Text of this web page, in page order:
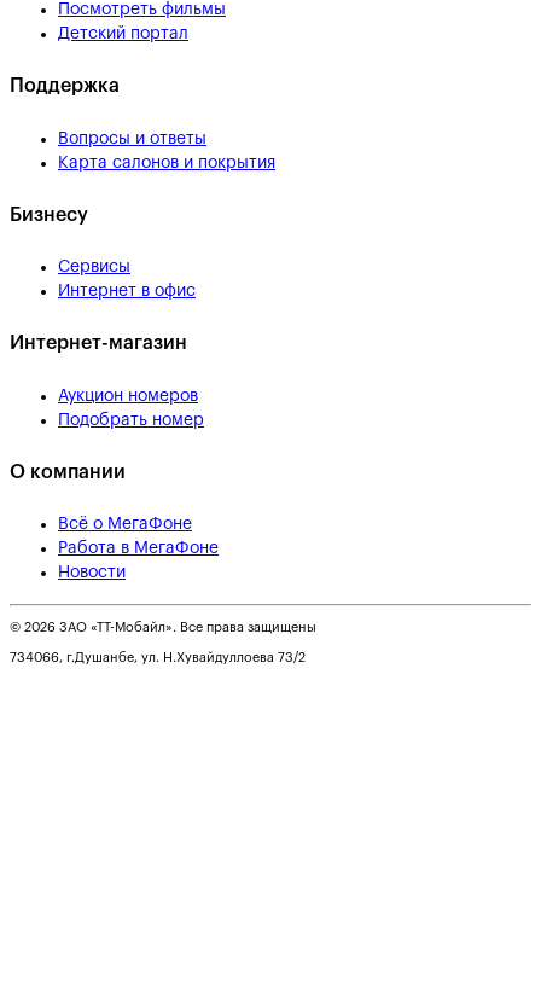
Посмотреть фильмы
Детский портал
Поддержка
Вопросы и ответы
Карта салонов и покрытия
Бизнесу
Сервисы
Интернет в офис
Интернет-магазин
Аукцион номеров
Подобрать номер
О компании
Всё о МегаФоне
Работа в МегаФоне
Новости
© 2026 ЗАО «ТТ-Мобайл». Все права защищены
734066, г.Душанбе, ул. Н.Хувайдуллоева 73/2